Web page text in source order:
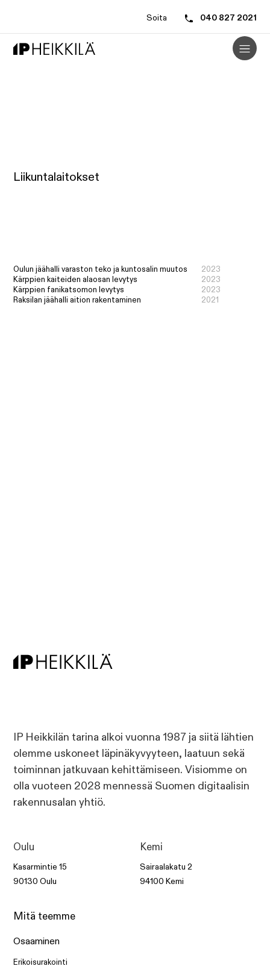
Soita 040 827 2021
Liikuntalaitokset
Oulun jäähalli varaston teko ja kuntosalin muutos
2023
Kärppien kaiteiden alaosan levytys
2023
Kärppien fanikatsomon levytys
2023
Raksilan jäähalli aition rakentaminen
2021
IP Heikkilän tarina alkoi vuonna 1987 ja siitä lähtien
olemme uskoneet läpinäkyvyyteen, laatuun sekä
toiminnan jatkuvaan kehittämiseen. Visiomme on
olla vuoteen 2028 mennessä Suomen digitaalisin
rakennusalan yhtiö.
Oulu
Kasarmintie 15
90130 Oulu
Kemi
Sairaalakatu 2
94100 Kemi
Mitä teemme
Osaaminen
Erikoisurakointi